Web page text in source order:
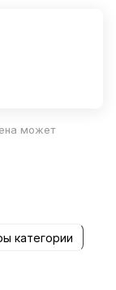
может
категории